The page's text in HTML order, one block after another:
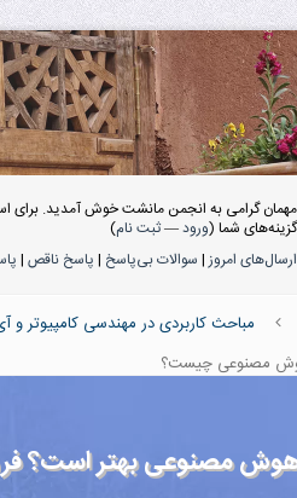
مهمان گرامی به انجمن مانشت خوش آمدید. برای
گزینه‌های شما (ورود—ثبت نام)
ارسال‌های امروز| سوالات بی‌پاسخ | پاسخ ناقص |
مباحث کاربردی در مهندسی کامپیوتر و
مصنوعی چیست؟
هوش مصنوعی بهتر